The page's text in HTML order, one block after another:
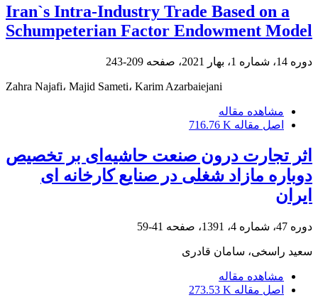
Iran`s Intra-Industry Trade Based on a
Schumpeterian Factor Endowment Model
دوره 14، شماره 1، بهار 2021، صفحه 209-243
Zahra Najafi، Majid Sameti، Karim Azarbaiejani
مشاهده مقاله
اصل مقاله 716.76 K
اثر تجارت درون صنعت حاشیه‌ای بر تخصیص
دوباره مازاد شغلی در صنایع کارخانه ای
ایران
دوره 47، شماره 4، 1391، صفحه 41-59
سعید راسخی، سامان قادری
مشاهده مقاله
اصل مقاله 273.53 K